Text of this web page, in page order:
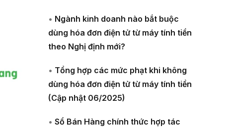
• Ngành kinh doanh nào bắt buộc
dùng hóa đơn điện tử từ máy tính tiền
theo Nghị định mới?
• Tổng hợp các mức phạt khi không
dùng hóa đơn điện tử từ máy tính tiền
(Cập nhật 06/2025)
• Sổ Bán Hàng chính thức hợp tác